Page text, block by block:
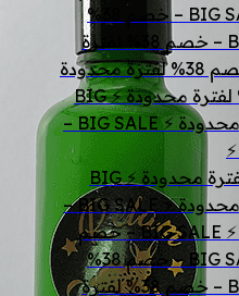
38% لفترة محدودة ⚡ BIG SALE – خصم 38%
لفترة محدودة ⚡ BIG SALE – خصم 38% لفترة
محدودة ⚡ BIG SALE – خصم 38% لفترة محدودة
⚡ BIG SALE – خصم 38% لفترة محدودة ⚡ BIG
SALE – خصم 38% لفترة محدودة ⚡ BIG SALE –
BIG SALE – خصم 38% لفترة محدودة ⚡ BIG
SALE – خصم 38% لفترة محدودة ⚡ BIG SALE –
خصم 38% لفترة محدودة ⚡ BIG SALE – خصم
38% لفترة محدودة ⚡ BIG SALE – خصم 38%
لفترة محدودة ⚡ BIG SALE – خصم 38% لفترة